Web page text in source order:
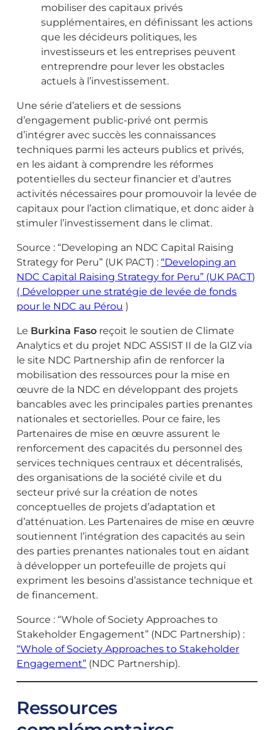
mobiliser des capitaux privés
supplémentaires, en définissant les actions
que les décideurs politiques, les
investisseurs et les entreprises peuvent
entreprendre pour lever les obstacles
actuels à l’investissement.
Une série d’ateliers et de sessions
d’engagement public-privé ont permis
d’intégrer avec succès les connaissances
techniques parmi les acteurs publics et privés,
en les aidant à comprendre les réformes
potentielles du secteur financier et d’autres
activités nécessaires pour promouvoir la levée de
capitaux pour l’action climatique, et donc aider à
stimuler l’investissement dans le climat.
Source : “Developing an NDC Capital Raising
Strategy for Peru” (UK PACT) : “Developing an
NDC Capital Raising Strategy for Peru” (UK PACT)
( Développer une stratégie de levée de fonds
pour le NDC au Pérou )
Le Burkina Faso reçoit le soutien de Climate
Analytics et du projet NDC ASSIST II de la GIZ via
le site NDC Partnership afin de renforcer la
mobilisation des ressources pour la mise en
œuvre de la NDC en développant des projets
bancables avec les principales parties prenantes
nationales et sectorielles. Pour ce faire, les
Partenaires de mise en œuvre assurent le
renforcement des capacités du personnel des
services techniques centraux et décentralisés,
des organisations de la société civile et du
secteur privé sur la création de notes
conceptuelles de projets d’adaptation et
d’atténuation. Les Partenaires de mise en œuvre
soutiennent l’intégration des capacités au sein
des parties prenantes nationales tout en aidant
à développer un portefeuille de projets qui
expriment les besoins d’assistance technique et
de financement.
Source : “Whole of Society Approaches to
Stakeholder Engagement” (NDC Partnership) :
“Whole of Society Approaches to Stakeholder
Engagement” (NDC Partnership).
Ressources